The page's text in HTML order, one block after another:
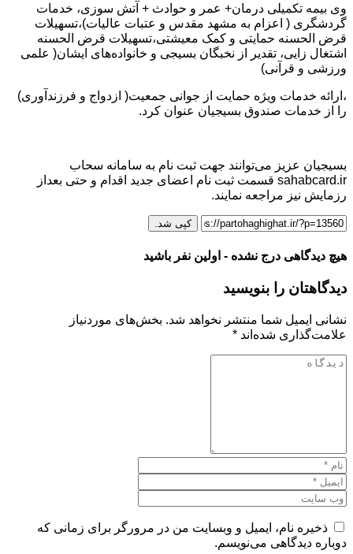
وی بیمه تکمیلی درمان+ عمر و حوادث + آتش سوزی، خدمات
گردشگری ( اعزام به مشهد مقدس و عتبات عالیات)،تسهیلات
قرض الحسنه حمایتی و کمک معیشتی،تسهیلات قرض الحسنه
اشتغال زایی، تقدیر از نخبگان بسیجی و خانواده‌های ایشان( علمی
ورزشی و قرآنی)
،ارائه خدمات ویژه حمایت از جوانی جمعیت( ازدواج و فرزندآوری)
را از خدمات صندوق بسیجیان عنوان کرد.
بسیجیان عزیز می‌توانند جهت ثبت نام به سامانه سحاب
sahabcard.ir قسمت ثبت نام اعضای جدید اقدام و حتی بعداز
رزمایش نیز مراجعه نمایند.
کپی شد.
هیچ دیدگاهی درج نشده - اولین نفر باشید
دیدگاهتان را بنویسید
نشانی ایمیل شما منتشر نخواهد شد. بخش‌های موردنیاز
علامت‌گذاری شده‌اند *
ذخیره نام، ایمیل و وبسایت من در مرورگر برای زمانی که
دوباره دیدگاهی می‌نویسم.